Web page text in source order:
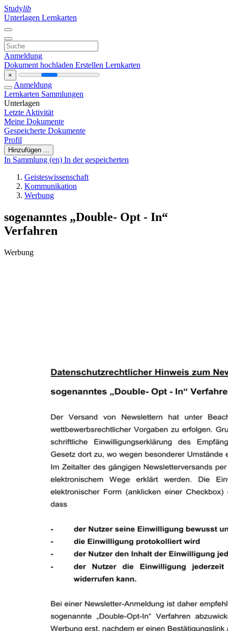
Studylib
Unterlagen Lernkarten
Anmeldung
Dokument hochladen Erstellen Lernkarten
×
Anmeldung
Lernkarten Sammlungen
Unterlagen
Letzte Aktivität
Meine Dokumente
Gespeicherte Dokumente
Profil
Hinzufügen ...
In Sammlung (en) In der gespeicherten
Geisteswissenschaft
Kommunikation
Werbung
sogenanntes „Double- Opt - In“
Verfahren
Werbung